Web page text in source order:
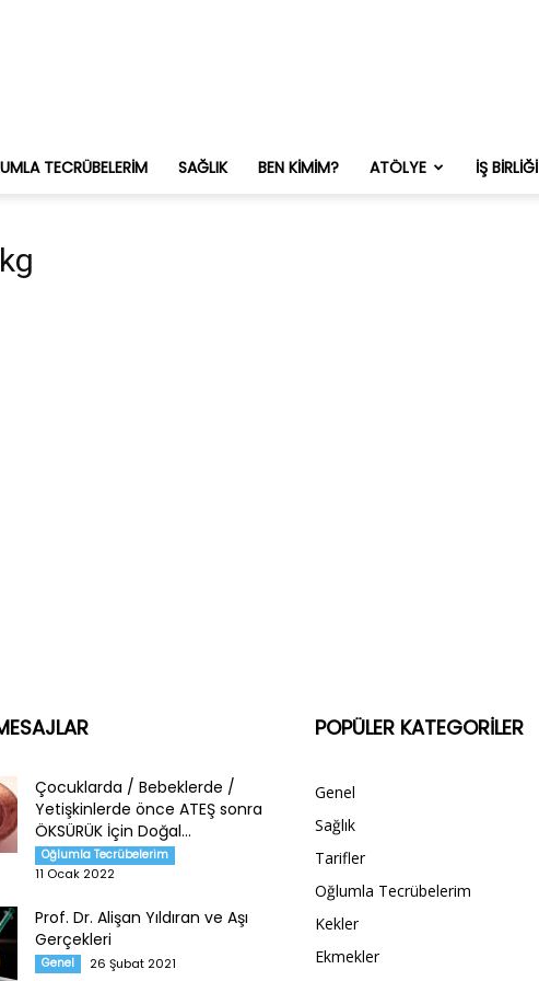
TECRÜBELERIM SAĞLIK BEN KIMIM? ATÖLYE İŞ BIRLIĞI
Çocuklarda / Bebeklerde /
Yetişkinlerde önce ATEŞ sonra
ÖKSÜRÜK İçin Doğal...
Oğlumla Tecrübelerim
11 Ocak 2022
Prof. Dr. Alişan Yıldıran ve Aşı
Gerçekleri
Genel 26 Şubat 2021
POPÜLER KATEGORİLER
Genel
Sağlık
Tarifler
Oğlumla Tecrübelerim
Kekler
Ekmekler